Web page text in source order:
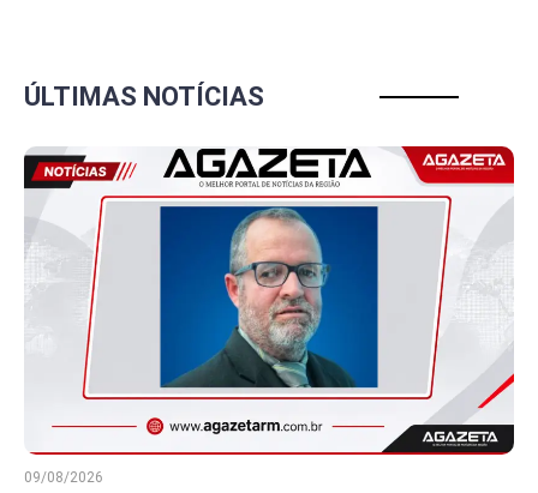
ÚLTIMAS NOTÍCIAS
09/08/2026